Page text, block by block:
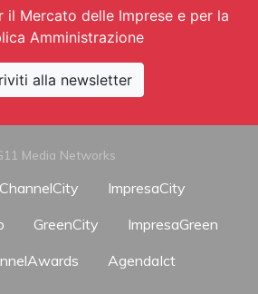
il Mercato delle Imprese e per la
Amministrazione
alla newsletter
Media Networks
ChannelCity
ImpresaCity
GreenCity
ImpresaGreen
AgendaIct